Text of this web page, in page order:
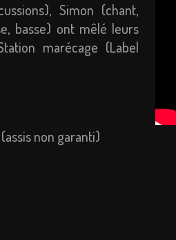
Simon (chant,
basse) ont mêlé leurs
marécage (Label
non garanti)